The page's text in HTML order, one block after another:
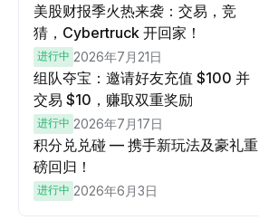
美股财报季火热来袭：交易，竞
猜，Cybertruck 开回家！
进行中 2026年7月21日
组队夺宝：邀请好友充值 $100 并
交易 $10，赚取双重奖励
进行中 2026年7月17日
积分兑兑碰 — 携手新玩法及豪礼重
磅回归！
进行中 2026年6月3日